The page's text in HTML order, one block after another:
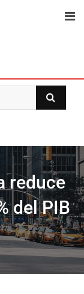
reduce
del PIB